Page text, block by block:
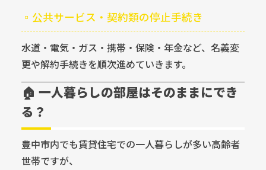
▫️公共サービス・契約類の停止手続き
水道・電気・ガス・携帯・保険・年金など、名義変
更や解約手続きを順次進めていきます。
🏠 一人暮らしの部屋はそのままにでき
る？
豊中市内でも賃貸住宅での一人暮らしが多い高齢者
世帯ですが、